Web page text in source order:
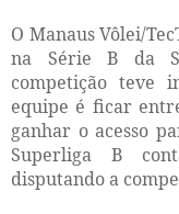
O Manaus Vôlei/
na Série B da
competição teve
equipe é ficar
ganhar o acesso
Superliga B
disputando a